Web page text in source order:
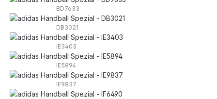
BD7633
DB3021
IE3403
IE5894
IE9837